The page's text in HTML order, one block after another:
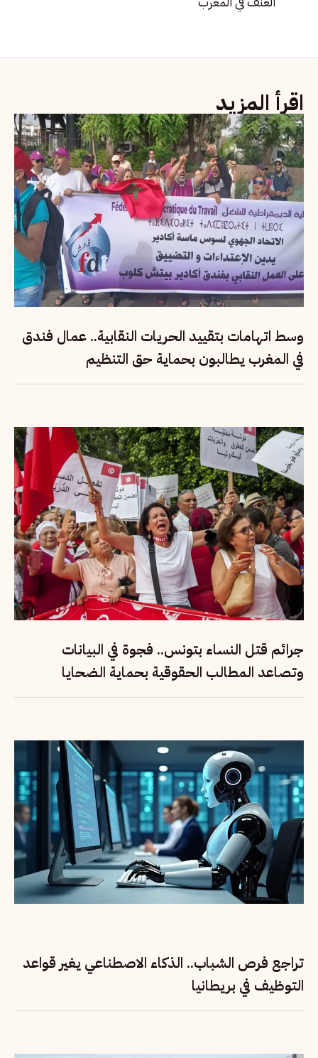
اقرأ المزيد
وسط اتهامات بتقييد الحريات النقابية.. عمال فندق
في المغرب يطالبون بحماية حق التنظيم
جرائم قتل النساء بتونس.. فجوة في البيانات
وتصاعد المطالب الحقوقية بحماية الضحايا
تراجع فرص الشباب.. الذكاء الاصطناعي يغير قواعد
التوظيف في بريطانيا